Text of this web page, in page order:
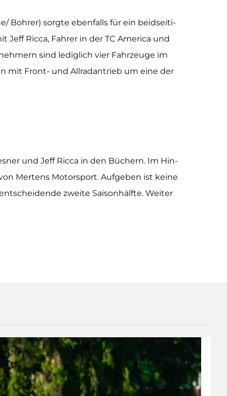
Boh­rer) sorg­te eben­falls für ein beid­sei­ti­
Ric­ca, Fah­rer in der TC Ame­ri­ca und
sind ledig­lich vier Fahr­zeu­ge im
mit Front- und All­rad­an­trieb um eine der
und Jeff Ric­ca in den Büchern. Im Hin­
Mer­tens Motor­sport. Auf­ge­ben ist kei­ne
zwei­te Sai­son­hälf­te. Wei­ter